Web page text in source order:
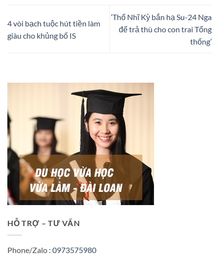
4 vòi bạch tuộc hút tiền làm
giàu cho khủng bố IS
‘Thổ Nhĩ Kỳ bắn hạ Su-24 Nga
để trả thù cho con trai Tổng
thống’
HỖ TRỢ – TƯ VẤN
Phone/Zalo : 0973575980